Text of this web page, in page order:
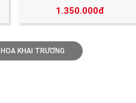
1.350.000đ
KHAI TRƯƠNG